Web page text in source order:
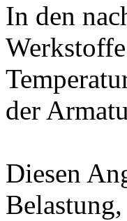
In den
der
Diesen